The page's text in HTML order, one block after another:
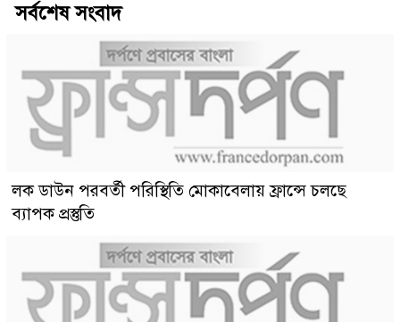
সর্বশেষ সংবাদ
লক ডাউন পরবর্তী পরিস্থিতি মোকাবেলায় ফ্রান্সে চলছে
ব্যাপক প্রস্তুতি